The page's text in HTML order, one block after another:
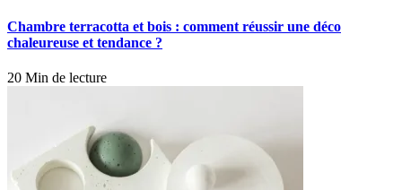
Chambre terracotta et bois : comment réussir une déco
chaleureuse et tendance ?
20 Min de lecture